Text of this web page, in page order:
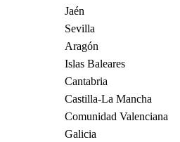
Jaén
Sevilla
Aragón
Islas Baleares
Cantabria
Castilla-La Mancha
Comunidad Valenciana
Galicia